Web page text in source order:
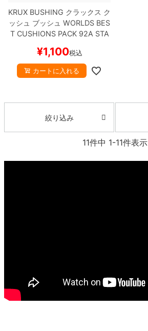
KRUX BUSHING クラックス ク
ッシュ ブッシュ WORLDS BES
T CUSHIONS PACK 92A STA
ー
¥1,100税込
カートに入れる
絞り込み
11件中 1-11件表示